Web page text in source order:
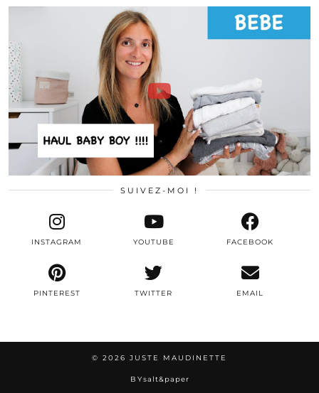
SUIVEZ-MOI !
TWITTER
INSTAGRAM FACEBOOK
PINTEREST
YOUTUBE
EMAIL
© 2026 JUSTE MAUDINETTE
BYsalt&paper